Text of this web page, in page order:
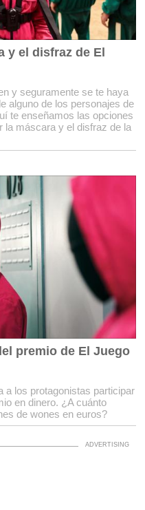
y el disfraz de El
y seguramente se te haya
alguno de los personajes de
te enseñamos las opciones
la máscara y el disfraz de la
premio de El Juego
a los protagonistas participar
en dinero. ¿A cuánto
de wones en euros?